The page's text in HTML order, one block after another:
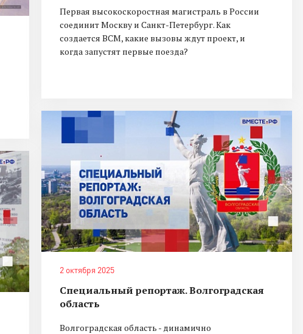
Первая высокоскоростная магистраль в России
соединит Москву и Санкт-Петербург. Как
создается ВСМ, какие вызовы ждут проект, и
когда запустят первые поезда?
2 октября 2025
Специальный репортаж. Волгоградская
область
Волгоградская область - динамично